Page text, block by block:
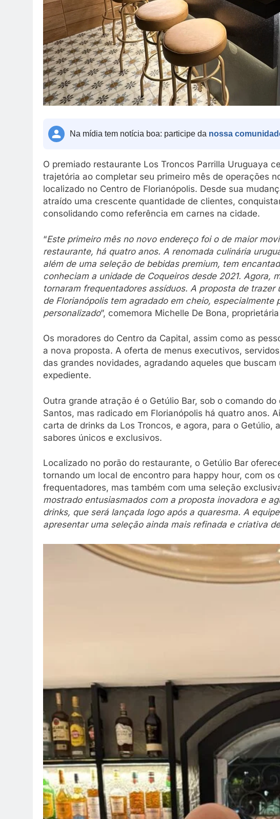
Na mídia tem notícia boa: participe da nossa
O premiado restaurante Los Troncos Parrilla Uruguaya
trajetória ao completar seu primeiro mês de operações
localizado no Centro de Florianópolis. Desde sua
atraído uma crescente quantidade de clientes,
consolidando como referência em carnes na cidade.
“Este primeiro mês no novo endereço foi o de maior
restaurante, há quatro anos. A renomada culinária
além de uma seleção de bebidas premium, tem
conheciam a unidade de Coqueiros desde 2021. Agora,
tornaram frequentadores assíduos. A proposta de
de Florianópolis tem agradado em cheio,
personalizado”, comemora Michelle De Bona,
Os moradores do Centro da Capital, assim como as
a nova proposta. A oferta de menus executivos,
das grandes novidades, agradando aqueles que
expediente.
Outra grande atração é o Getúlio Bar, sob o comando
Santos, mas radicado em Florianópolis há quatro anos.
carta de drinks da Los Troncos, e agora, para o Getúlio,
sabores únicos e exclusivos.
Localizado no porão do restaurante, o Getúlio Bar
tornando um local de encontro para happy hour, com os
frequentadores, mas também com uma seleção
mostrado entusiasmados com a proposta inovadora e
drinks, que será lançada logo após a quaresma. A
apresentar uma seleção ainda mais refinada e criativa